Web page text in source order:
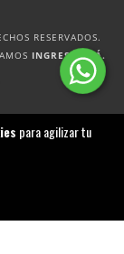
para agilizar tu
RESERVADOS.
INGRESÁ ACÁ.